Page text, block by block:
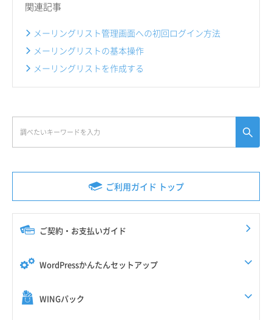
ご利用ガイド トップ
ご契約・お支払いガイド
WordPressかんたんセットアップ
WINGパック
関連記事
メーリングリスト管理画面への初回ログイン方法
メーリングリストの基本操作
メーリングリストを作成する